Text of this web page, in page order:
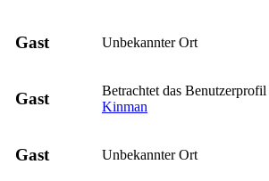
Gast Unbekannter Ort
Gast
Betrachtet das
Kinman
Gast Unbekannter Ort